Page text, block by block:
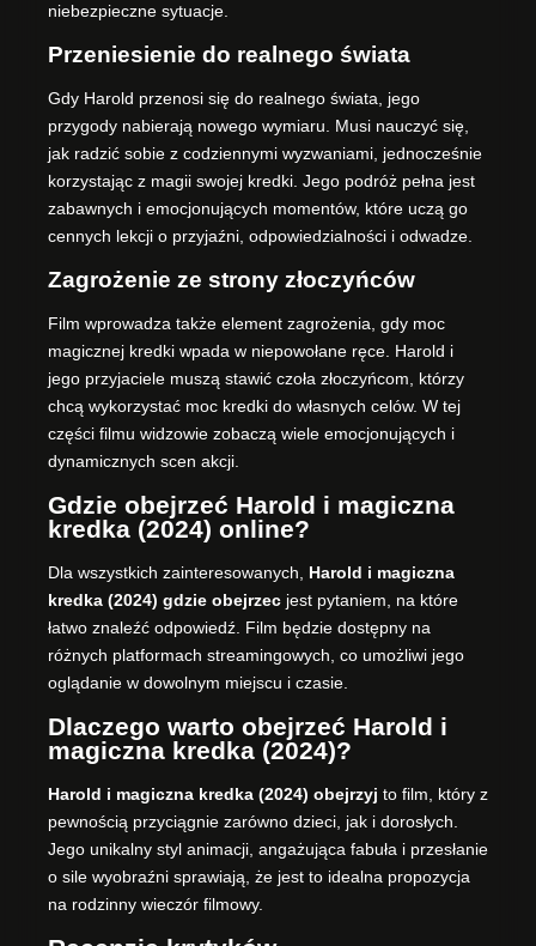
niebezpieczne sytuacje.
Przeniesienie do realnego świata
Gdy Harold przenosi się do realnego świata, jego
przygody nabierają nowego wymiaru. Musi nauczyć się,
jak radzić sobie z codziennymi wyzwaniami, jednocześnie
korzystając z magii swojej kredki. Jego podróż pełna jest
zabawnych i emocjonujących momentów, które uczą go
cennych lekcji o przyjaźni, odpowiedzialności i odwadze.
Zagrożenie ze strony złoczyńców
Film wprowadza także element zagrożenia, gdy moc
magicznej kredki wpada w niepowołane ręce. Harold i
jego przyjaciele muszą stawić czoła złoczyńcom, którzy
chcą wykorzystać moc kredki do własnych celów. W tej
części filmu widzowie zobaczą wiele emocjonujących i
dynamicznych scen akcji.
Gdzie obejrzeć Harold i magiczna
kredka (2024) online?
Dla wszystkich zainteresowanych, Harold i magiczna
kredka (2024) gdzie obejrzec jest pytaniem, na które
łatwo znaleźć odpowiedź. Film będzie dostępny na
różnych platformach streamingowych, co umożliwi jego
oglądanie w dowolnym miejscu i czasie.
Dlaczego warto obejrzeć Harold i
magiczna kredka (2024)?
Harold i magiczna kredka (2024) obejrzyj to film, który z
pewnością przyciągnie zarówno dzieci, jak i dorosłych.
Jego unikalny styl animacji, angażująca fabuła i przesłanie
o sile wyobraźni sprawiają, że jest to idealna propozycja
na rodzinny wieczór filmowy.